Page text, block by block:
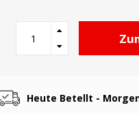
Heute Betellt -